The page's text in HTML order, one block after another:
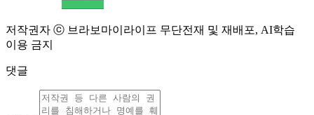
저작권자 ⓒ 브라보마이라이프 무단전재 및 재배포, AI학습
이용 금지
댓글